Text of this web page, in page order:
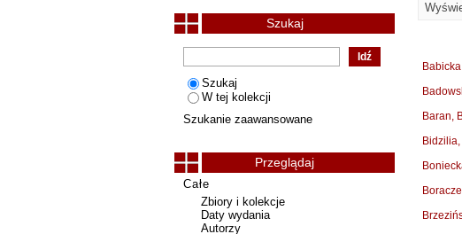
Baran,
Szukaj
Szukaj
W tej kolekcji
Szukanie zaawansowane
Przeglądaj
Całe
Zbiory i kolekcje
Daty wydania
Autorzy